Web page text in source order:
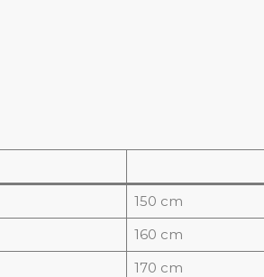
150 cm
160 cm
170 cm